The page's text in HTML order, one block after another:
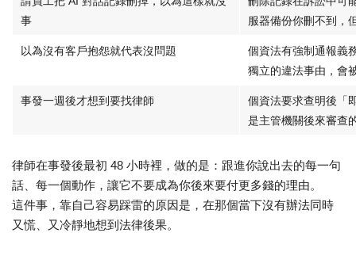
事
服器備份你刪不到，
以為沒有客戶抱怨就代表沒問題
個資法有強制通報義
獨立的違法事由，會
事發一週後才想到要找律師
個資法要求查明後「
是主管機關後來審查
律師在事發後最初 48 小時裡，做的是： 跟進你說出去的每一句
話、每一個動作，讓它不要成為你後來要付更多錢的理由。
這件事， 靠自己容易踩雷的原因是 ， 在那個當下沒有辦法同時
又慌、又冷靜地想到法律後果。